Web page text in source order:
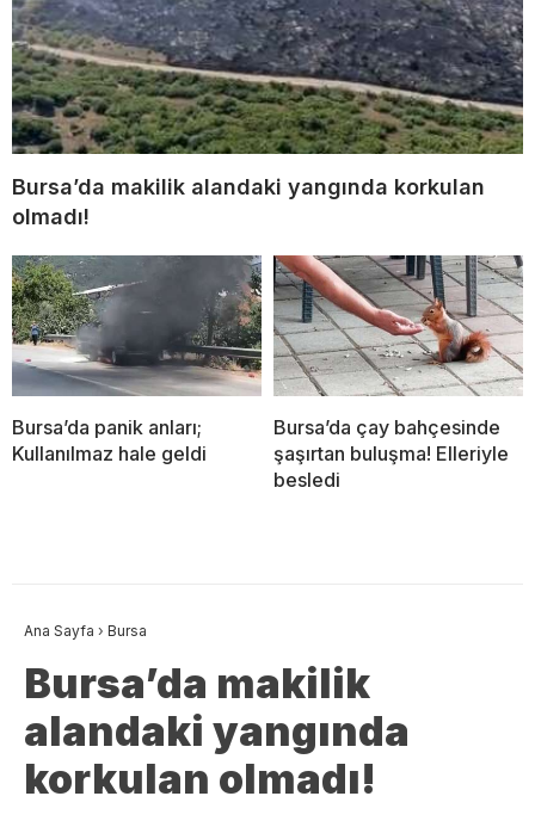
Bursa’da makilik alandaki yangında korkulan
olmadı!
Bursa’da panik anları;
Kullanılmaz hale geldi
Bursa’da çay bahçesinde
şaşırtan buluşma! Elleriyle
besledi
Ana Sayfa › Bursa
Bursa’da makilik
alandaki yangında
korkulan olmadı!